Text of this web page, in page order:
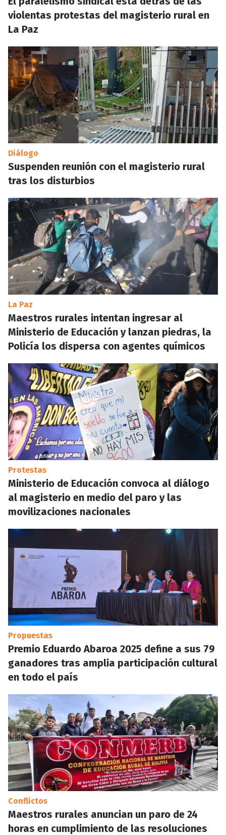
violentas protestas del magisterio rural en
La Paz
Diálogo
Suspenden reunión con el magisterio rural
tras los disturbios
La Paz
Maestros rurales intentan ingresar al
Ministerio de Educación y lanzan piedras, la
Policía los dispersa con agentes químicos
Protestas
Ministerio de Educación convoca al diálogo
al magisterio en medio del paro y las
movilizaciones nacionales
Propuestas
Premio Eduardo Abaroa 2025 define a sus 79
ganadores tras amplia participación cultural
en todo el país
Conflictos
Maestros rurales anuncian un paro de 24
horas en cumplimiento de las resoluciones